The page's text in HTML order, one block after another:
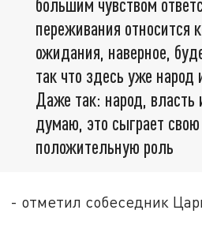
переживания относится
ожидания, наверное,
так что здесь уже
Даже так: народ,
думаю, это сыграет
положительную роль
- отметил собеседник